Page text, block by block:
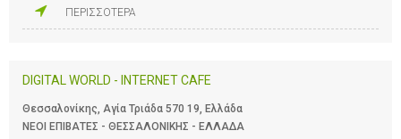
ΠΕΡΙΣΣΟΤΕΡΑ
DIGITAL WORLD - INTERNET CAFE
Θεσσαλονίκης, Αγία Τριάδα 570 19, Ελλάδα
ΝΕΟΙ ΕΠΙΒΑΤΕΣ - ΘΕΣΣΑΛΟΝΙΚΗΣ - ΕΛΛΑΔΑ